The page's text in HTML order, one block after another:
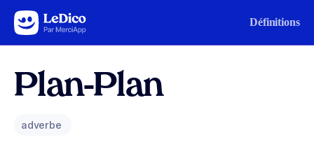
Aller au contenu Définitions
Plan-Plan
adverbe